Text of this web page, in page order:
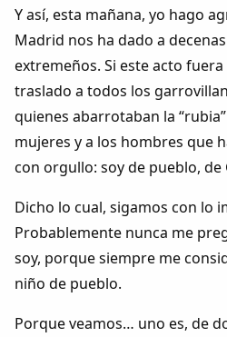
Y así, esta mañana, yo hago
Madrid nos ha dado a
extremeños. Si este acto
traslado a todos los
quienes abarrotaban la
mujeres y a los hombres que
con orgullo: soy de pueblo, de
Dicho lo cual, sigamos con lo
Probablemente nunca me
soy, porque siempre me
niño de pueblo.
Porque veamos… uno es, de